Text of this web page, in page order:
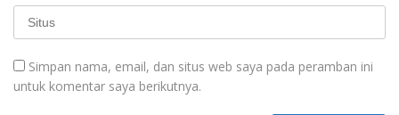
Simpan nama, email, dan situs web saya pada peramban ini
untuk komentar saya berikutnya.